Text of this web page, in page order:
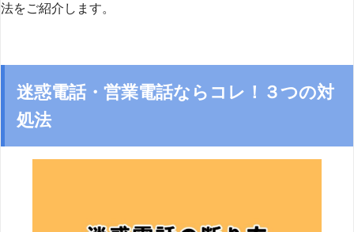
法をご紹介します。
迷惑電話・営業電話ならコレ！３つの対
処法